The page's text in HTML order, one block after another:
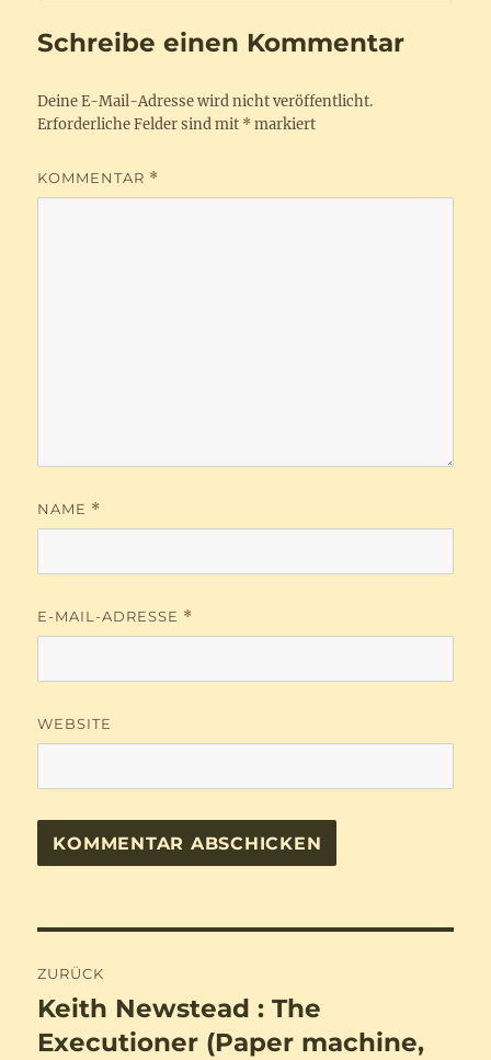
Schreibe einen Kommentar
Deine E-Mail-Adresse wird nicht veröffentlicht.
Erforderliche Felder sind mit * markiert
KOMMENTAR *
NAME *
E-MAIL-ADRESSE *
WEBSITE
ZURÜCK
Vorheriger
Beitrag:
Keith Newstead : The
Executioner (Paper machine,